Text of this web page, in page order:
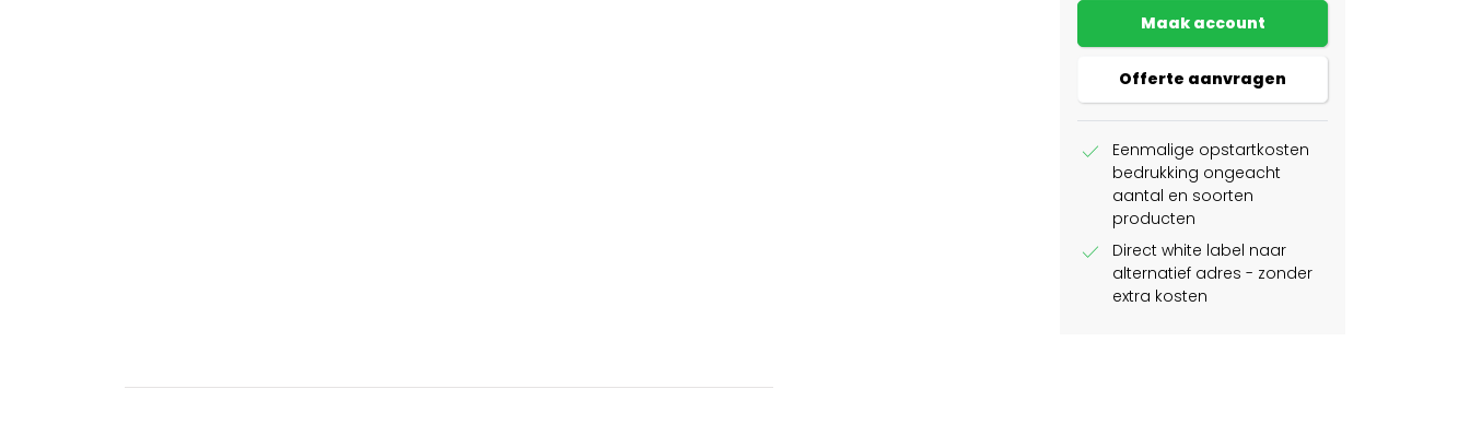
Maak account
Offerte aanvragen
check
Eenmalige opstartkosten
bedrukking ongeacht
aantal en soorten
producten
check
Direct white label naar
alternatief adres - zonder
extra kosten